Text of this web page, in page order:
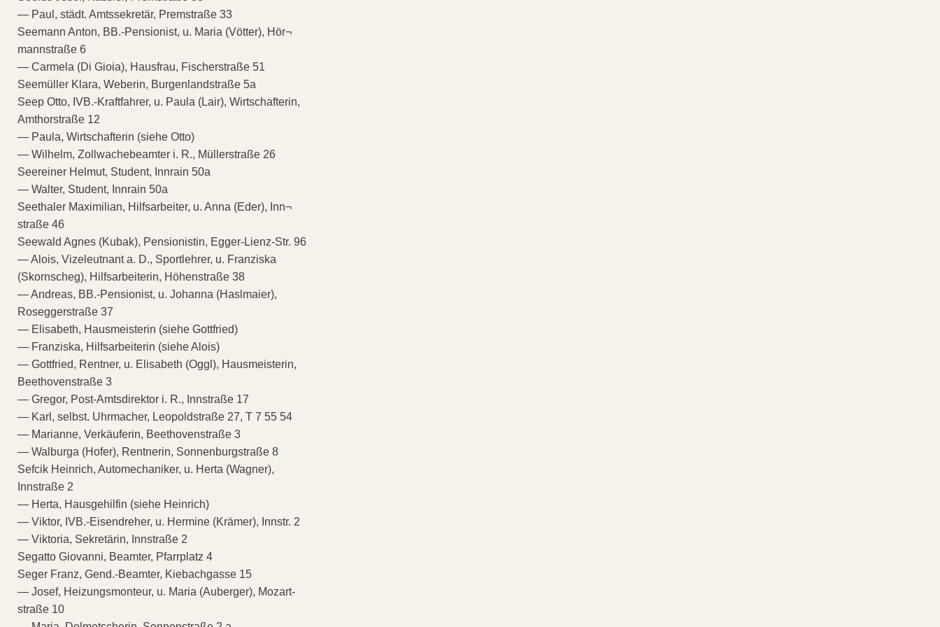
— Paul, städt. Amtssekretär, Premstraße 33
Seemann Anton, BB.-Pensionist, u. Maria (Vötter), Hör¬
mannstraße 6
— Carmela (Di Gioia), Hausfrau, Fischerstraße 51
Seemüller Klara, Weberin, Burgenlandstraße 5a
Seep Otto, IVB.-Kraftfahrer, u. Paula (Lair), Wirtschafterin,
Amthorstraße 12
— Paula, Wirtschafterin (siehe Otto)
— Wilhelm, Zollwachebeamter i. R., Müllerstraße 26
Seereiner Helmut, Student, Innrain 50a
— Walter, Student, Innrain 50a
Seethaler Maximilian, Hilfsarbeiter, u. Anna (Eder), Inn¬
straße 46
Seewald Agnes (Kubak), Pensionistin, Egger-Lienz-Str. 96
— Alois, Vizeleutnant a. D., Sportlehrer, u. Franziska
(Skornscheg), Hilfsarbeiterin, Höhenstraße 38
— Andreas, BB.-Pensionist, u. Johanna (Haslmaier),
Roseggerstraße 37
— Elisabeth, Hausmeisterin (siehe Gottfried)
— Franziska, Hilfsarbeiterin (siehe Alois)
— Gottfried, Rentner, u. Elisabeth (Oggl), Hausmeisterin,
Beethovenstraße 3
— Gregor, Post-Amtsdirektor i. R., Innstraße 17
— Karl, selbst. Uhrmacher, Leopoldstraße 27, T 7 55 54
— Marianne, Verkäuferin, Beethovenstraße 3
— Walburga (Hofer), Rentnerin, Sonnenburgstraße 8
Sefcik Heinrich, Automechaniker, u. Herta (Wagner),
Innstraße 2
— Herta, Hausgehilfin (siehe Heinrich)
— Viktor, IVB.-Eisendreher, u. Hermine (Krämer), Innstr. 2
— Viktoria, Sekretärin, Innstraße 2
Segatto Giovanni, Beamter, Pfarrplatz 4
Seger Franz, Gend.-Beamter, Kiebachgasse 15
— Josef, Heizungsmonteur, u. Maria (Auberger), Mozart-
straße 10